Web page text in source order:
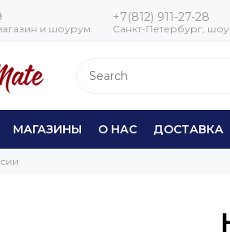
и шоурум.
+7(812) 911-27-28
Санкт-Петербург,
МАГАЗИНЫ О НАС ДОСТАВКА